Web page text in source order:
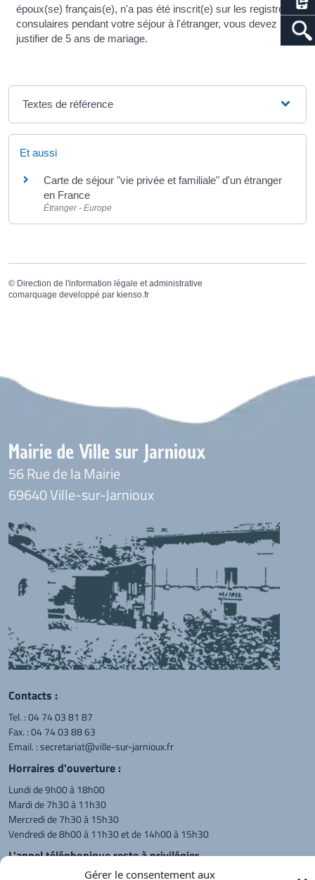
Gérer le consentement aux
époux(se) français(e), n'a pas été inscrit(e) sur les registres
consulaires pendant votre séjour à l'étranger, vous devez
justifier de 5 ans de mariage.
Textes de référence
Et aussi
Carte de séjour "vie privée et familiale" d'un étranger
en France
Étranger - Europe
© Direction de l'information légale et administrative
comarquage developpé par kienso.fr
Mairie de Ville sur Jarnioux
56 Rue de la Mairie
69640 Ville-sur-Jarnioux
Contacts :
Tel. :04 74 03 81 87
Fax. : 04 74 03 88 63
Email. :secretariat@ville-sur-jarnioux.fr
Horraires d'ouverture :
Lundi de 9h00 à 18h00
Mardi de 7h30 à 11h30
Mercredi de 7h30 à 15h30
Vendredi de 8h00 à 11h30 et de 14h00 à 15h30
L'appel téléphonique reste à privilégier
Monsieur le Maire et les adjoints